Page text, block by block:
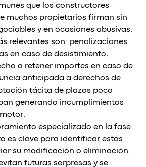
que los constructores
muchos propietarios firman sin
y en ocasiones abusivas.
relevantes son: penalizaciones
en caso de desistimiento,
a retener importes en caso de
anticipada a derechos de
tácita de plazos poco
generando incumplimientos
especializado en la fase
es clave para identificar estas
su modificación o eliminación.
futuras sorpresas y se